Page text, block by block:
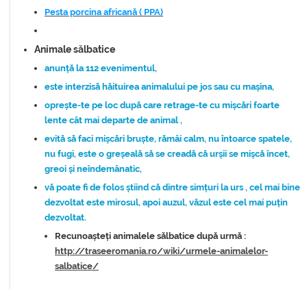
Pesta porcina africană ( PPA)
Animale sălbatice
anunță la 112 evenimentul,
este interzisă hăituirea animalului pe jos sau cu mașina,
oprește-te pe loc după care retrage-te cu mișcări foarte
lente cât mai departe de animal ,
evită să faci mișcări bruște, rămâi calm, nu întoarce spatele,
nu fugi, este o greșeală să se creadă că urșii se mișcă încet,
greoi și neîndemânatic,
vă poate fi de folos știind că dintre simțuri la urs , cel mai bine
dezvoltat este mirosul, apoi auzul, văzul este cel mai puțin
dezvoltat.
Recunoașteți animalele sălbatice după urmă :
http://traseeromania.ro/wiki/urmele-animalelor-
salbatice/